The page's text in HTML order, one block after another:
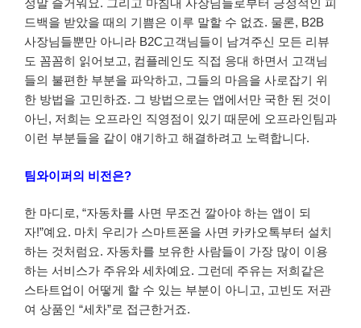
정말 즐거워요. 그리고 마침내 사장님들로부터 긍정적인 피
드백을 받았을 때의 기쁨은 이루 말할 수 없죠. 물론, B2B
사장님들뿐만 아니라 B2C고객님들이 남겨주신 모든 리뷰
도 꼼꼼히 읽어보고, 컴플레인도 직접 응대 하면서 고객님
들의 불편한 부분을 파악하고, 그들의 마음을 사로잡기 위
한 방법을 고민하죠. 그 방법으로는 앱에서만 국한 된 것이
아닌, 저희는 오프라인 직영점이 있기 때문에 오프라인팀과
이런 부분들을 같이 얘기하고 해결하려고 노력합니다.
팀와이퍼의 비전은?
한 마디로, “자동차를 사면 무조건 깔아야 하는 앱이 되
자!”예요. 마치 우리가 스마트폰을 사면 카카오톡부터 설치
하는 것처럼요. 자동차를 보유한 사람들이 가장 많이 이용
하는 서비스가 주유와 세차예요. 그런데 주유는 저희같은
스타트업이 어떻게 할 수 있는 부분이 아니고, 고빈도 저관
여 상품인 “세차”로 접근한거죠.